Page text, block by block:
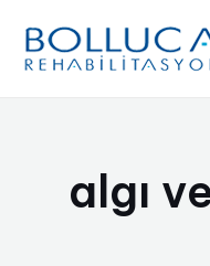
atla
algı